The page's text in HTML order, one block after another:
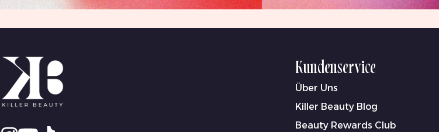
Kundenservice
Über Uns
Killer Beauty Blog
Beauty Rewards Club